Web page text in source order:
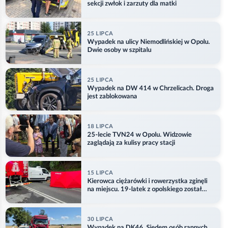
sekcji zwłok i zarzuty dla matki
25 LIPCA
Wypadek na ulicy Niemodlińskiej w Opolu.
Dwie osoby w szpitalu
25 LIPCA
Wypadek na DW 414 w Chrzelicach. Droga
jest zablokowana
18 LIPCA
25-lecie TVN24 w Opolu. Widzowie
zaglądają za kulisy pracy stacji
15 LIPCA
Kierowca ciężarówki i rowerzystka zginęli
na miejscu. 19-latek z opolskiego został
30 LIPCA